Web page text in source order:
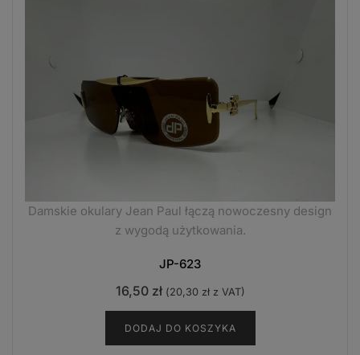
Damskie okulary Jean Paul łączą nowoczesny design
z wygodą użytkowania.
JP-623
16,50 zł (20,30 złz VAT)
DODAJ DO KOSZYKA